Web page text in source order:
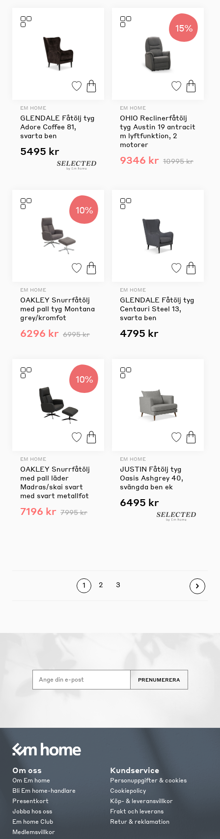
EM HOME
GLENDALE Fåtölj tyg
Adore Coffee 81,
svarta ben
5495 kr
15%
EM HOME
OHIO Reclinerfåtölj
tyg Austin 19 antracit
m lyftfunktion, 2
motorer
9346 kr 10995 kr
10%
EM HOME
OAKLEY Snurrfåtölj
med pall tyg Montana
grey/kromfot
6296 kr 6995 kr
EM HOME
GLENDALE Fåtölj tyg
Centauri Steel 13,
svarta ben
4795 kr
10%
EM HOME
OAKLEY Snurrfåtölj
med pall läder
Madras/skai svart
med svart metallfot
7196 kr 7995 kr
EM HOME
JUSTIN Fåtölj tyg
Oasis Ashgrey 40,
svängda ben ek
6495 kr
1 2 3
PRENUMERERA
Om oss
Om Em home
Bli Em home-handlare
Presentkort
Jobba hos oss
Em home Club
Medlemsvillkor
Kundservice
Personuppgifter & cookies
Cookiepolicy
Köp- & leveransvillkor
Frakt och leverans
Retur & reklamation